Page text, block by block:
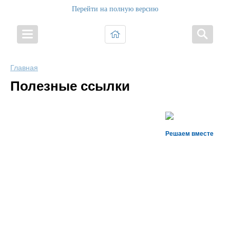
Перейти на полную версию
Главная
Полезные ссылки
Решаем вместе